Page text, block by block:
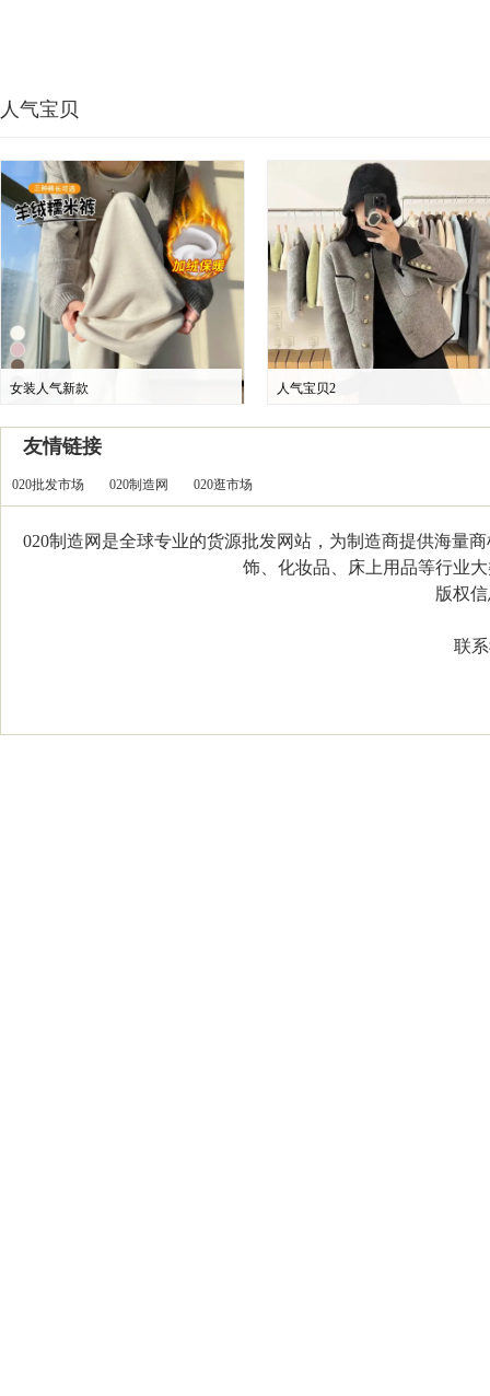
人气宝贝
女装人气新款 人气宝贝2
友情链接
020批发市场 020制造网 020逛市场
020制造网是全球专业的货源批发网站，为制造商提供海量
饰、化妆品、床上用品等行业
版权信
联